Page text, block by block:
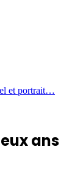
et portrait…
ans